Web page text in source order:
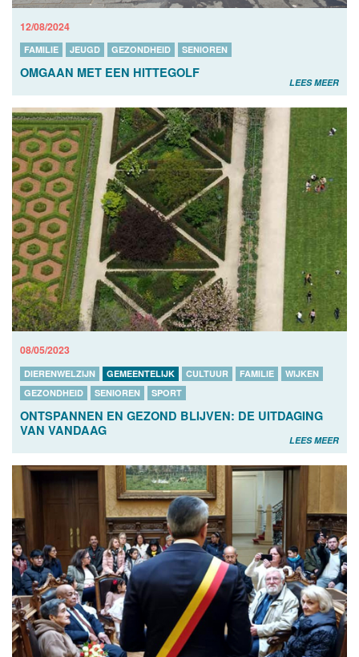
12/08/2024
FAMILIE JEUGD GEZONDHEID SENIOREN
OMGAAN MET EEN HITTEGOLF
LEES MEER
08/05/2023
DIERENWELZIJN GEMEENTELIJK CULTUUR FAMILIE
WIJKEN
GEZONDHEID
SENIOREN SPORT
ONTSPANNEN EN GEZOND BLIJVEN: DE UITDAGING
VAN VANDAAG
LEES MEER